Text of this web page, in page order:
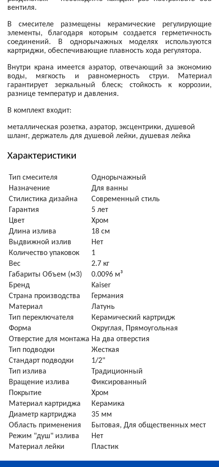
вентиля.
В смесителе размещены керамические регулирующие
элементы, благодаря которым создается герметичность
соединений. В однорычажных моделях используются
картриджи, обеспечивающие плавность хода регулятора.
Внутри крана имеется аэратор, отвечающий за экономию
воды, мягкость и равномерность струи. Материал
гарантирует зеркальный блеск; стойкость к коррозии,
разнице температур и давления.
В комплект входит:
металлическая розетка, аэратор, эксцентрики, душевой
шланг, держатель для душевой лейки, душевая лейка
Характеристики
Тип смесителя
Однорычажный
Назначение
Для ванны
Стилистика дизайна
Современный стиль
Гарантия
5 лет
Цвет
Хром
Длина излива
18 см
Выдвижной излив
Нет
Количество упаковок
1
Вес
2.7 кг
Габариты Объем (м3)
0.0096 м³
Бренд
Kaiser
Страна производства
Германия
Материал
Латунь
Тип переключателя
Керамический картридж
Форма
Округлая, Прямоугольная
Отверстие для монтажа На два отверстия
Тип подводки
Жесткая
Стандарт подводки
1/2"
Тип излива
Традиционный
Вращение излива
Фиксированный
Покрытие
Хром
Материал картриджа
Керамика
Диаметр картриджа
35 мм
Область применения
Бытовая, Для общественных мест
Режим "душ" излива
Нет
Материал лейки
Пластик